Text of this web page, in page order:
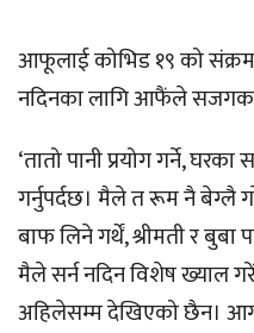
आफूलाई कोभिड १९ को
नदिनका लागि आफैंले
‘तातो पानी प्रयोग गर्ने,
गर्नुपर्दछ। मैले त रूम नै बेग्लै
बाफ लिने गर्थें, श्रीमती र
मैले सर्न नदिन विशेष ख्याल
अहिलेसम्म देखिएको छैन।